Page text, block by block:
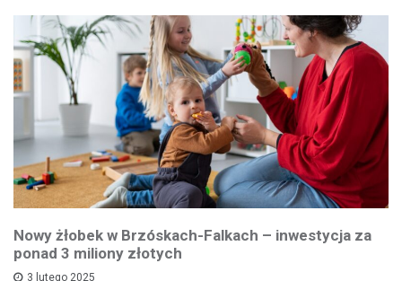
Nowy żłobek w Brzóskach-Falkach – inwestycja za
ponad 3 miliony złotych
3 lutego 2025